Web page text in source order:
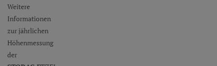
Weitere
Informationen
zur jährlichen
Höhenmessung
der